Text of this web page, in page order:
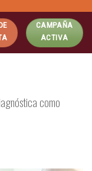
CAMPAÑA
ACTIVA
como